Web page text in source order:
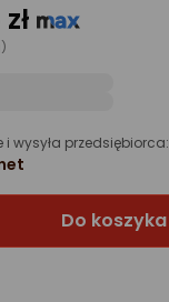
i wysyła przedsiębiorca:
Do koszyka